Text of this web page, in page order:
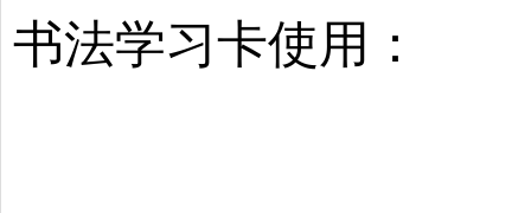
书法学习卡使用：